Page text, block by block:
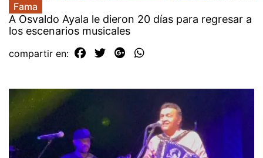
Fama
A Osvaldo Ayala le dieron 20 días para regresar a
los escenarios musicales
compartir en: